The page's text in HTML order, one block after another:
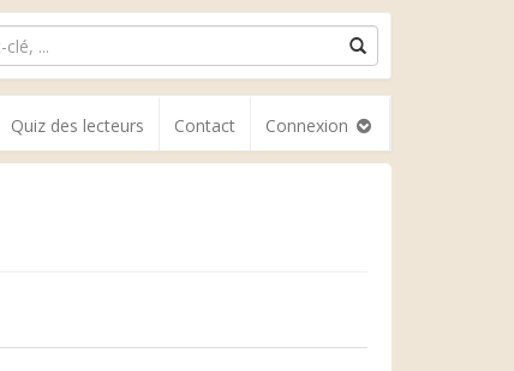
Quiz des lecteurs Contact Connexion